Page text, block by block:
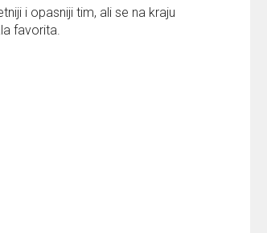
i opasniji tim, ali se na kraju
favorita.